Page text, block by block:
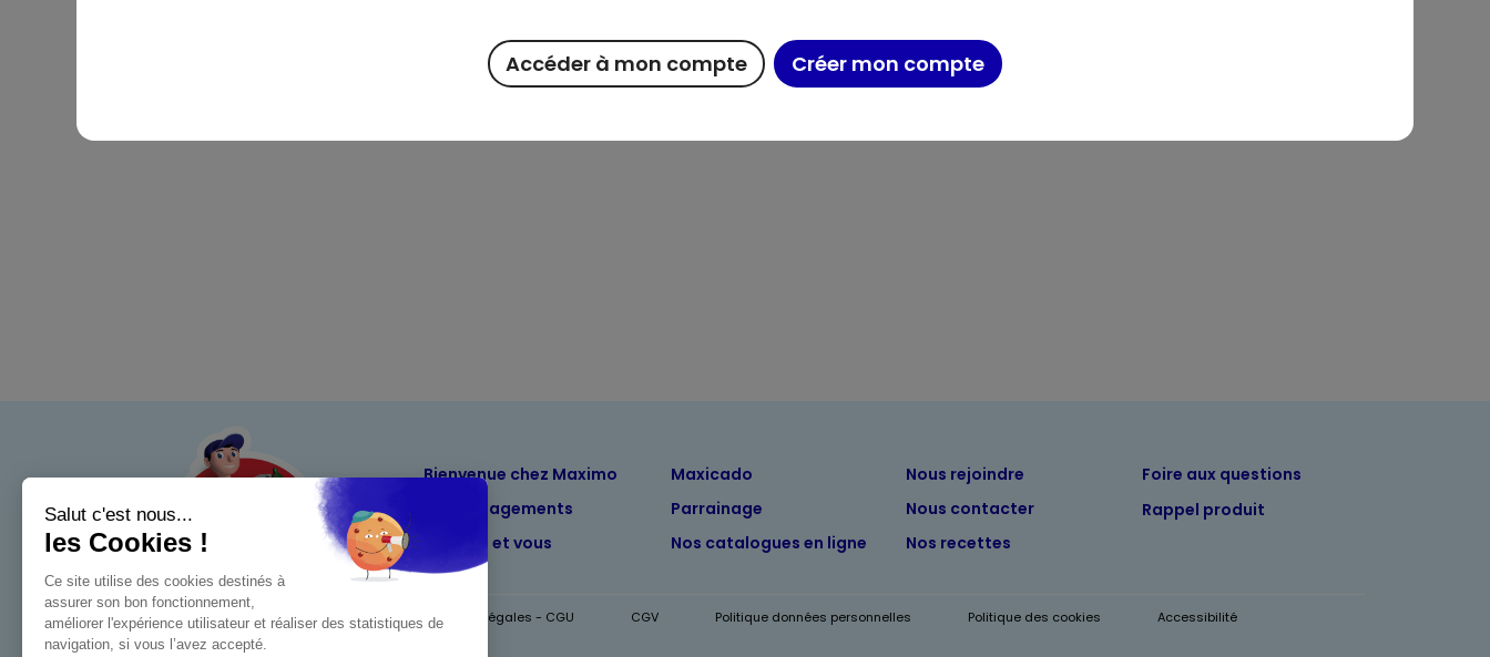
Valeurs nutritionnelles
Informations complémentaires
Bienvenue chez Maximo
Nos engagements
Maximo et vous
Maxicado
Parrainage
Nos catalogues en ligne
Nous rejoindre
Nous contacter
Nos recettes
Foire aux questions
Rappel produit
Mentions légales - CGU CGV Politique données personnelles Politique des cookies Accessibilité
Accéder à mon compte Créer mon compte